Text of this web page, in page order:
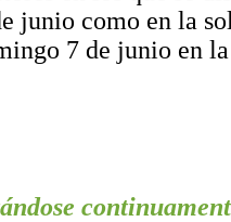
junio como en la
7 de junio en